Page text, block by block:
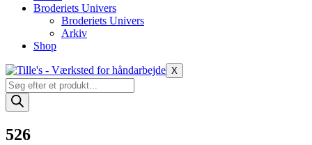
Broderiets Univers
Broderiets Univers
Arkiv
Shop
X
Products
search
526